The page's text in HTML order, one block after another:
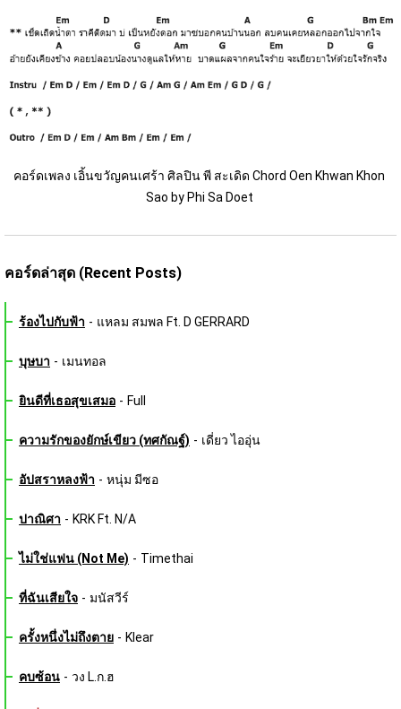
คอร์ดเพลง เอิ้นขวัญคนเศร้า ศิลปิน พี สะเดิด Chord Oen Khwan Khon
Sao by Phi Sa Doet
คอร์ดล่าสุด (Recent Posts)
ร้องไปกับฟ้า - แหลม สมพล Ft. D GERRARD
บุษบา - เมนทอล
ยินดีที่เธอสุขเสมอ - Full
ความรักของยักษ์เขียว (ทศกัณฐ์) - เดี่ยว ไออุ่น
อัปสราหลงฟ้า - หนุ่ม มีซอ
ปาณิศา - KRK Ft. N/A
ไม่ใช่แฟน (Not Me) - Timethai
ที่ฉันเสียใจ - มนัสวีร์
ครั้งหนึ่งไม่ถึงตาย - Klear
คบซ้อน - วง L.ก.ฮ